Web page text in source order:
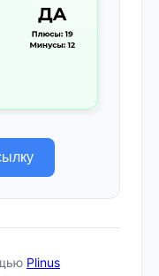
Plinus